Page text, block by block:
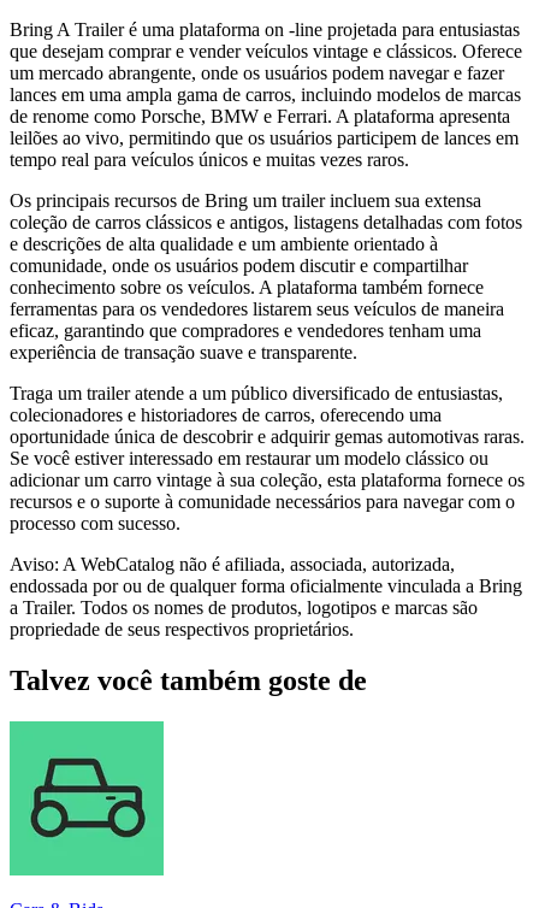
Bring A Trailer é uma plataforma on -line projetada para entusiastas
que desejam comprar e vender veículos vintage e clássicos. Oferece
um mercado abrangente, onde os usuários podem navegar e fazer
lances em uma ampla gama de carros, incluindo modelos de marcas
de renome como Porsche, BMW e Ferrari. A plataforma apresenta
leilões ao vivo, permitindo que os usuários participem de lances em
tempo real para veículos únicos e muitas vezes raros.
Os principais recursos de Bring um trailer incluem sua extensa
coleção de carros clássicos e antigos, listagens detalhadas com fotos
e descrições de alta qualidade e um ambiente orientado à
comunidade, onde os usuários podem discutir e compartilhar
conhecimento sobre os veículos. A plataforma também fornece
ferramentas para os vendedores listarem seus veículos de maneira
eficaz, garantindo que compradores e vendedores tenham uma
experiência de transação suave e transparente.
Traga um trailer atende a um público diversificado de entusiastas,
colecionadores e historiadores de carros, oferecendo uma
oportunidade única de descobrir e adquirir gemas automotivas raras.
Se você estiver interessado em restaurar um modelo clássico ou
adicionar um carro vintage à sua coleção, esta plataforma fornece os
recursos e o suporte à comunidade necessários para navegar com o
processo com sucesso.
Aviso: A WebCatalog não é afiliada, associada, autorizada,
endossada por ou de qualquer forma oficialmente vinculada a Bring
a Trailer. Todos os nomes de produtos, logotipos e marcas são
propriedade de seus respectivos proprietários.
Talvez você também goste de